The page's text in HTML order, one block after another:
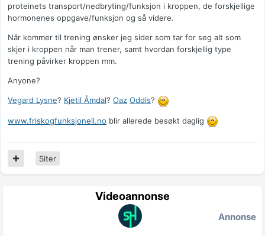
proteinets transport/nedbryting/funksjon i kroppen, de forskjellige
hormonenes oppgave/funksjon og så videre.
Når kommer til trening ønsker jeg sider som tar for seg alt som
skjer i kroppen når man trener, samt hvordan forskjellig type
trening påvirker kroppen mm.
Anyone?
Vegard Lysne? Kjetil Åmdal? Oaz Oddis?
www.friskogfunksjonell.no blir allerede besøkt daglig
Siter
Videoannonse
Annonse